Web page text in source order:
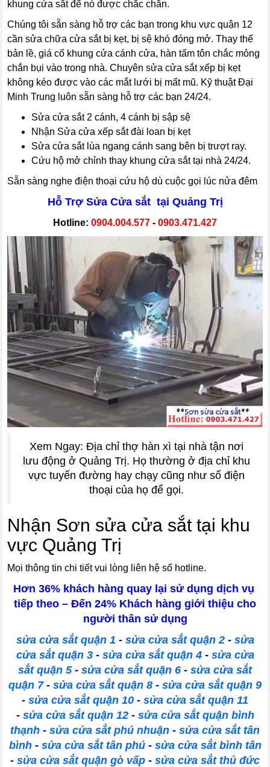
khung cửa sắt để nó được chắc chắn.
Chúng tôi sẵn sàng hỗ trợ các bạn trong khu vực quận 12
cần sửa chữa cửa sắt bị kẹt, bị sệ khó đóng mở. Thay thế
bản lề, giá cố khung cửa cánh cửa, hàn tấm tôn chắc mỏng
chắn bụi vào trong nhà. Chuyên sửa cửa sắt xếp bị kẹt
không kéo được vào các mắt lưới bị mất mũ. Kỹ thuật Đại
Minh Trung luôn sẵn sàng hỗ trợ các bạn 24/24.
Sửa cửa sắt 2 cánh, 4 cánh bị sập sệ
Nhận Sửa cửa xếp sắt đài loan bị kẹt
Sửa cửa sắt lùa ngang cánh sang bên bị trượt ray.
Cứu hộ mở chỉnh thay khung cửa sắt tại nhà 24/24.
Sẵn sàng nghe điện thoại cứu hộ dù cuộc gọi lúc nửa đêm
Hỗ Trợ Sửa Cửa sắt tại Quảng Trị
Hotline: 0904.004.577 - 0903.471.427
Xem Ngay: Địa chỉ thợ hàn xì tại nhà tận nơi
lưu động ở Quảng Trị. Họ thường ở địa chỉ khu
vực tuyến đường hay chạy cũng như số điện
thoại của họ để gọi.
Nhận Sơn sửa cửa sắt tại khu
vực Quảng Trị
Mọi thông tin chi tiết vui lòng liên hệ số hotline.
Hơn 36% khách hàng quay lại sử dụng dịch vụ
tiếp theo – Đến 24% Khách hàng giới thiệu cho
người thân sử dụng
sửa cửa sắt quận 1 - sửa cửa sắt quận 2- sửa
cửa sắt quận 3- sửa cửa sắt quận 4- sửa cửa
sắt quận 5- sửa cửa sắt quận 6 - sửa cửa sắt
quận 7- sửa cửa sắt quận 8 - sửa cửa sắt quận 9
- sửa cửa sắt quận 10 - sửa cửa sắt quận 11
- sửa cửa sắt quận 12- sửa cửa sắt quận bình
thạnh - sửa cửa sắt phú nhuận - sửa cửa sắt tân
bình- sửa cửa sắt tân phú- sửa cửa sắt bình tân
- sửa cửa sắt quận gò vấp - sửa cửa sắt thủ đức